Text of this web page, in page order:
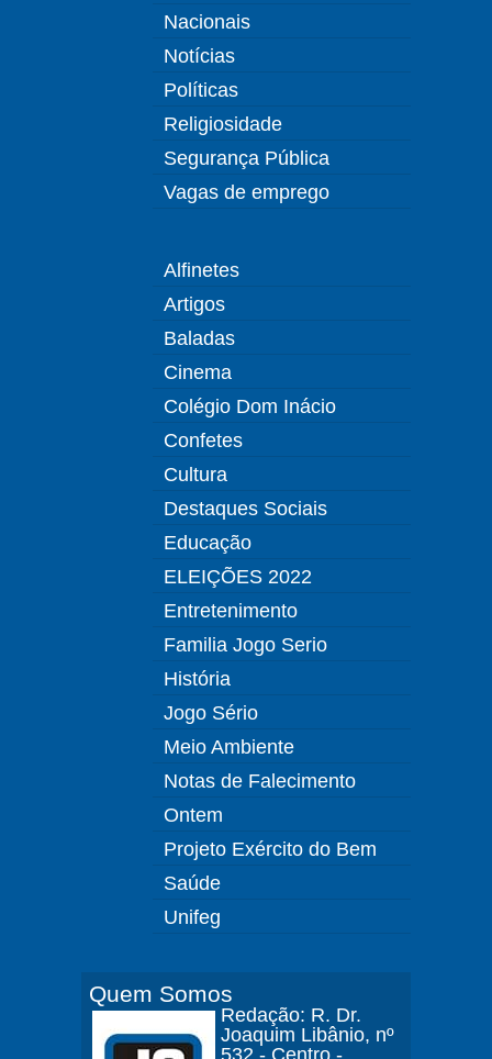
Nacionais
Notícias
Políticas
Religiosidade
Segurança Pública
Vagas de emprego
Alfinetes
Artigos
Baladas
Cinema
Colégio Dom Inácio
Confetes
Cultura
Destaques Sociais
Educação
ELEIÇÕES 2022
Entretenimento
Familia Jogo Serio
História
Jogo Sério
Meio Ambiente
Notas de Falecimento
Ontem
Projeto Exército do Bem
Saúde
Unifeg
Quem Somos
Redação: R. Dr.
Joaquim Libânio, nº
532 - Centro -